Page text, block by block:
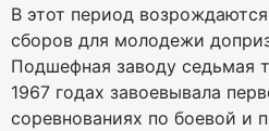
В этот период
сборов для молодежи
Подшефная заводу седьмая
1967 годах завоевывала
соревнованиях по боевой и